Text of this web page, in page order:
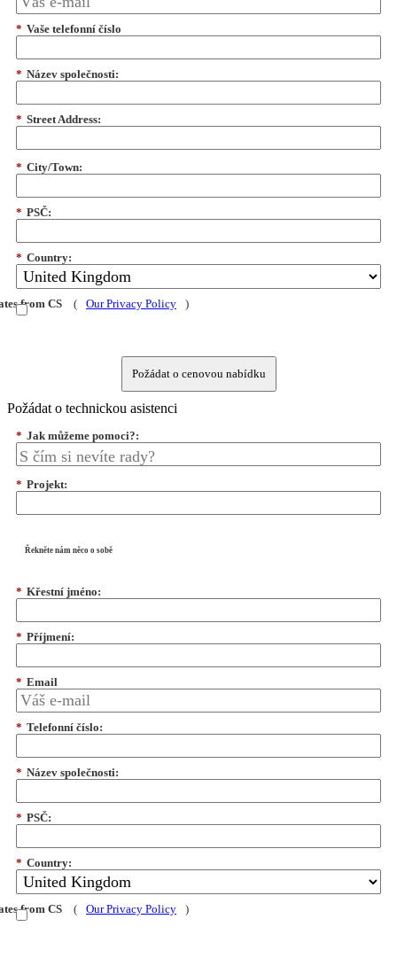
* Vaše telefonní číslo
* Název společnosti:
* Street Address:
* City/Town:
* PSČ:
* Country:
from CS ( Our Privacy Policy )
Požádat o cenovou nabídku
Požádat o technickou asistenci
* Jak můžeme pomoci?:
* Projekt:
Řekněte nám něco o sobě
* Křestní jméno:
* Příjmení:
* Email
* Telefonní číslo:
* Název společnosti:
* PSČ:
* Country:
from CS ( Our Privacy Policy )